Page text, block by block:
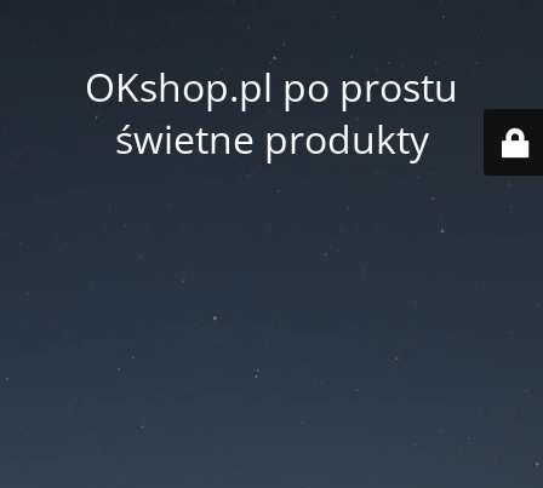
OKshop.pl po prostu
świetne produkty